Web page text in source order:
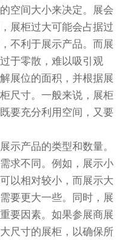
空间大小来决定。展会
展柜过大可能会占据过
不利于展示产品。而展
于零散，难以吸引观
展位的面积，并根据展
尺寸。一般来说，展柜
要充分利用空间，又要
示产品的类型和数量。
求不同。例如，展示小
以相对较小，而展示大
要更大一些。同时，展
要因素。如果参展商展
尺寸的展柜，以确保所